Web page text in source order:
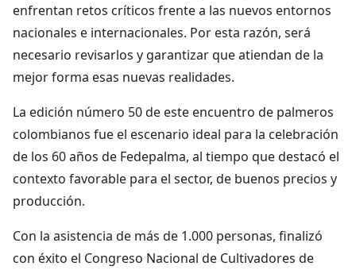
enfrentan retos críticos frente a las nuevos entornos
nacionales e internacionales. Por esta razón, será
necesario revisarlos y garantizar que atiendan de la
mejor forma esas nuevas realidades.
La edición número 50 de este encuentro de palmeros
colombianos fue el escenario ideal para la celebración
de los 60 años de Fedepalma, al tiempo que destacó el
contexto favorable para el sector, de buenos precios y
producción.
Con la asistencia de más de 1.000 personas, finalizó
con éxito el Congreso Nacional de Cultivadores de